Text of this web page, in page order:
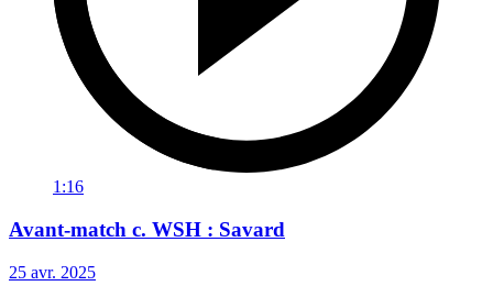
1:16
Avant-match c. WSH : Savard
25 avr. 2025